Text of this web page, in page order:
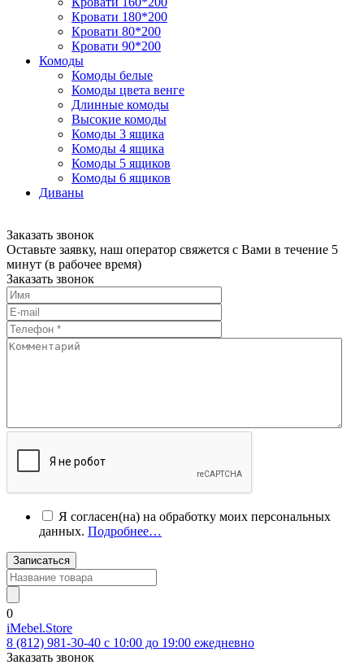
Кровати 180*200
Кровати 80*200
Кровати 90*200
Комоды
Комоды белые
Комоды цвета венге
Длинные комоды
Высокие комоды
Комоды 3 ящика
Комоды 4 ящика
Комоды 5 ящиков
Комоды 6 ящиков
Диваны
Заказать звонок
Оставьте заявку, наш оператор свяжется с Вами в течение 5
минут (в рабочее время)
Заказать звонок
Я согласен(на) на обработку моих персональных
данных. Подробнее…
Записаться
0
iMebel.Store
8 (812) 981-30-40 c 10:00 до 19:00 ежедневно
Заказать звонок